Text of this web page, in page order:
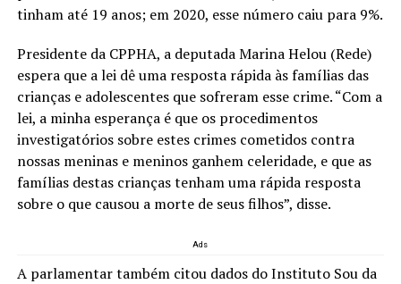
tinham até 19 anos; em 2020, esse número caiu para 9%.
Presidente da CPPHA, a deputada Marina Helou (Rede)
espera que a lei dê uma resposta rápida às famílias das
crianças e adolescentes que sofreram esse crime. “Com a
lei, a minha esperança é que os procedimentos
investigatórios sobre estes crimes cometidos contra
nossas meninas e meninos ganhem celeridade, e que as
famílias destas crianças tenham uma rápida resposta
sobre o que causou a morte de seus filhos”, disse.
Ads
A parlamentar também citou dados do Instituto Sou da